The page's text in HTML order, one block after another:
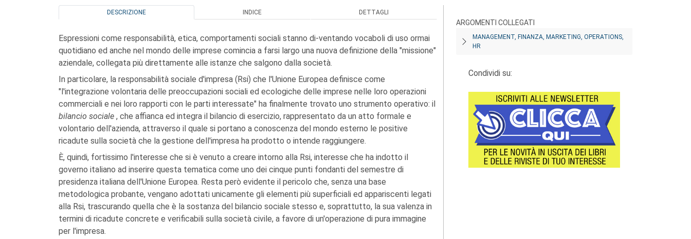
DESCRIZIONE INDICE DETTAGLI
Espressioni come responsabilità, etica, comportamenti sociali stanno di-ventando vocaboli di uso ormai
quotidiano ed anche nel mondo delle imprese comincia a farsi largo una nuova definizione della "missione"
aziendale, collegata più direttamente alle istanze che salgono dalla società.
In particolare, la responsabilità sociale d'impresa (Rsi) che l'Unione Europea definisce come
"l'integrazione volontaria delle preoccupazioni sociali ed ecologiche delle imprese nelle loro operazioni
commerciali e nei loro rapporti con le parti interessate" ha finalmente trovato uno strumento operativo: il
bilancio sociale , che affianca ed integra il bilancio di esercizio, rappresentato da un atto formale e
volontario dell'azienda, attraverso il quale si portano a conoscenza del mondo esterno le positive
ricadute sulla società che la gestione dell'impresa ha prodotto o intende raggiungere.
È, quindi, fortissimo l'interesse che si è venuto a creare intorno alla Rsi, interesse che ha indotto il
governo italiano ad inserire questa tematica come uno dei cinque punti fondanti del semestre di
presidenza italiana dell'Unione Europea. Resta però evidente il pericolo che, senza una base
metodologica probante, vengano adottati unicamente gli elementi più superficiali ed appariscenti legati
alla Rsi, trascurando quella che è la sostanza del bilancio sociale stesso e, soprattutto, la sua valenza in
termini di ricadute concrete e verificabili sulla società civile, a favore di un'operazione di pura immagine
per l'impresa.
ARGOMENTI COLLEGATI
MANAGEMENT, FINANZA, MARKETING, OPERATIONS,
HR
Condividi su: